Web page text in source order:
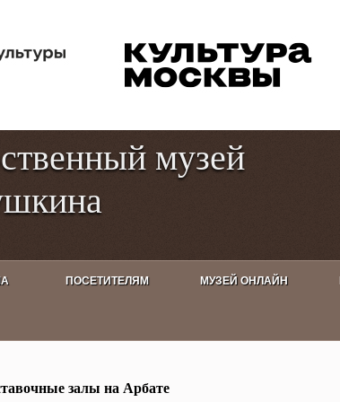
содержанию
contrast
музей
ПОСЕТИТЕЛЯМ МУЗЕЙ ОНЛАЙН
лет в России». Чжи Лун.
залы на Арбате